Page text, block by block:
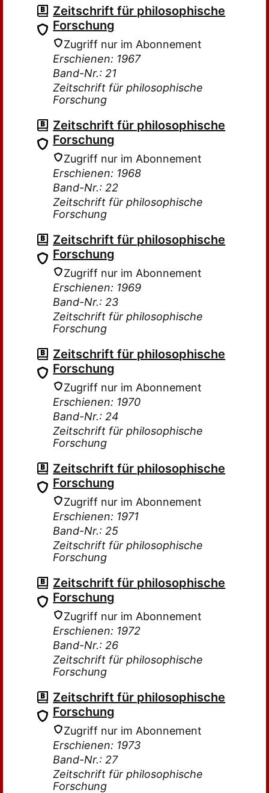
Zeitschrift für philosophische
Forschung
Zugriff nur im Abonnement
Erschienen: 1967
Band-Nr.: 21
Zeitschrift für philosophische
Forschung
Zeitschrift für philosophische
Forschung
Zugriff nur im Abonnement
Erschienen: 1968
Band-Nr.: 22
Zeitschrift für philosophische
Forschung
Zeitschrift für philosophische
Forschung
Zugriff nur im Abonnement
Erschienen: 1969
Band-Nr.: 23
Zeitschrift für philosophische
Forschung
Zeitschrift für philosophische
Forschung
Zugriff nur im Abonnement
Erschienen: 1970
Band-Nr.: 24
Zeitschrift für philosophische
Forschung
Zeitschrift für philosophische
Forschung
Zugriff nur im Abonnement
Erschienen: 1971
Band-Nr.: 25
Zeitschrift für philosophische
Forschung
Zeitschrift für philosophische
Forschung
Zugriff nur im Abonnement
Erschienen: 1972
Band-Nr.: 26
Zeitschrift für philosophische
Forschung
Zeitschrift für philosophische
Forschung
Zugriff nur im Abonnement
Erschienen: 1973
Band-Nr.: 27
Zeitschrift für philosophische
Forschung